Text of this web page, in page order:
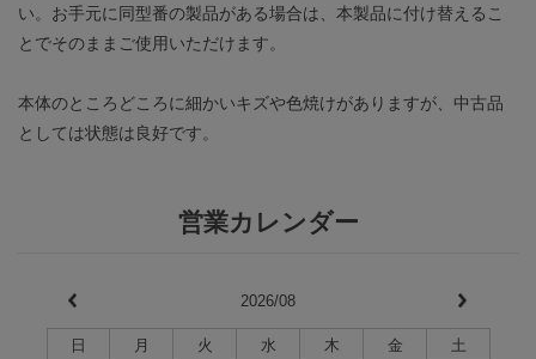
い。お手元に同型番の製品がある場合は、本製品に付け替えるこ
とでそのままご使用いただけます。
本体のところどころに細かいキズや色焼けがありますが、中古品
としては状態は良好です。
営業カレンダー
2026/08
日 月 火 水 木 金
土